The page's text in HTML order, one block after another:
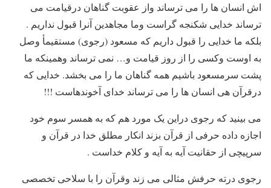
اش انسان ها را می ترساند واز عقوبت گناهان درقیامت می
ترساند خدایی شکنجه گراست وما مجاهدین آنرا قبول نداریم .
بلکه ما خدایی را قبول داریم که مسعود (رجوی) مستقیمأ وصل
به اوست وکسی را از روز قیامت و… نمی ترساند وهمینکه ما
پشت سرمسعود باشیم همه گناهان ما را می بخشد. خدایی که
درقرآن هی انسان ها را می ترساند خدای آخوندهاست !!!
می بینید که رجوی دراین یک مورد هم که به همسر سوم خود
اجازه داده حرفی از قرآن بزند انکار مطلق خدا در قرآن و
سرپیچی از حقانیت آیه به آیه و کلام خداست .
رجوی درته حرفش مثالی می زند وقرآن را با سلاحی تخصصی